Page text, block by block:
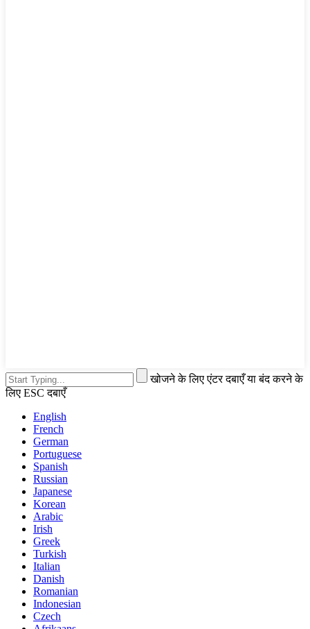
खोजने के लिए एंटर दबाएँ या बंद करने के
लिए ESC दबाएँ
English
French
German
Portuguese
Spanish
Russian
Japanese
Korean
Arabic
Irish
Greek
Turkish
Italian
Danish
Romanian
Indonesian
Czech